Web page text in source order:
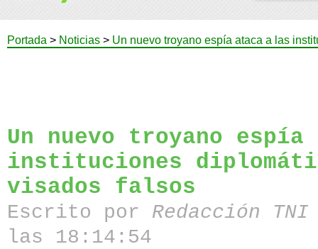
Portada > Noticias > Un nuevo troyano espía ataca a las
Un nuevo troyano
instituciones
visados falsos
Escrito por Redacción
las 18:14:54